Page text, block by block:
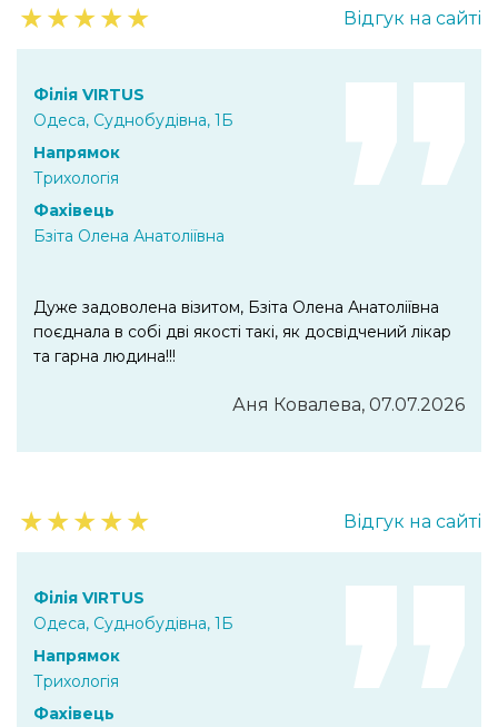
★★★★★ Відгук на сайті
Філія VIRTUS
Одеса, Суднобудівна, 1Б
Напрямок
Трихологія
Фахівець
Бзіта Олена Анатоліївна
Дуже задоволена візитом, Бзіта Олена Анатоліївна
поєднала в собі дві якості такі, як досвідчений лікар
та гарна людина!!!
Аня Ковалева, 07.07.2026
★★★★★ Відгук на сайті
Філія VIRTUS
Одеса, Суднобудівна, 1Б
Напрямок
Трихологія
Фахівець